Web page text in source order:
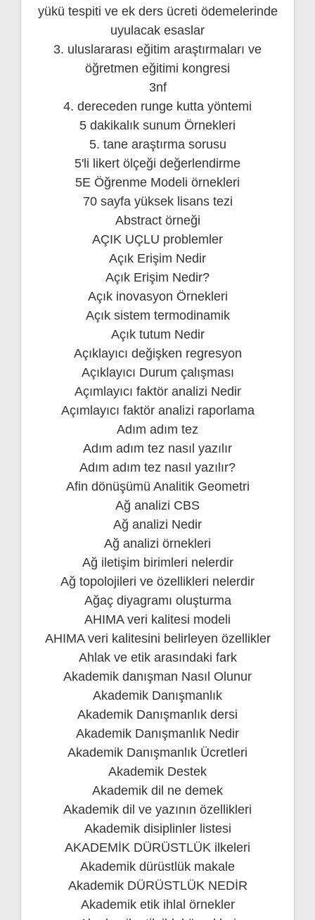
yükü tespiti ve ek ders ücreti ödemelerinde
uyulacak esaslar
3. uluslararası eğitim araştırmaları ve
öğretmen eğitimi kongresi
3nf
4. dereceden runge kutta yöntemi
5 dakikalık sunum Örnekleri
5. tane araştırma sorusu
5'li likert ölçeği değerlendirme
5E Öğrenme Modeli örnekleri
70 sayfa yüksek lisans tezi
Abstract örneği
AÇIK UÇLU problemler
Açık Erişim Nedir
Açık Erişim Nedir?
Açık inovasyon Örnekleri
Açık sistem termodinamik
Açık tutum Nedir
Açıklayıcı değişken regresyon
Açıklayıcı Durum çalışması
Açımlayıcı faktör analizi Nedir
Açımlayıcı faktör analizi raporlama
Adım adım tez
Adım adım tez nasıl yazılır
Adım adım tez nasıl yazılır?
Afin dönüşümü Analitik Geometri
Ağ analizi CBS
Ağ analizi Nedir
Ağ analizi örnekleri
Ağ iletişim birimleri nelerdir
Ağ topolojileri ve özellikleri nelerdir
Ağaç diyagramı oluşturma
AHIMA veri kalitesi modeli
AHIMA veri kalitesini belirleyen özellikler
Ahlak ve etik arasındaki fark
Akademik danışman Nasıl Olunur
Akademik Danışmanlık
Akademik Danışmanlık dersi
Akademik Danışmanlık Nedir
Akademik Danışmanlık Ücretleri
Akademik Destek
Akademik dil ne demek
Akademik dil ve yazının özellikleri
Akademik disiplinler listesi
AKADEMİK DÜRÜSTLÜK ilkeleri
Akademik dürüstlük makale
Akademik DÜRÜSTLÜK NEDİR
Akademik etik ihlal örnekler